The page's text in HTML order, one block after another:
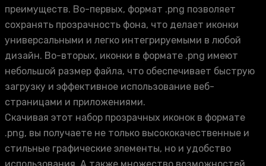
преимуществ. Во-первых, формат .png позволяет
сохранять прозрачность фона, что делает иконки
универсальными и легко интегрируемыми в любой
дизайн. Во-вторых, иконки в формате .png имеют
небольшой размер файла, что обеспечивает быструю
загрузку и эффективное использование веб-
страницами и приложениями.
Скачивая этот набор прозрачных иконок в формате
.png, вы получаете не только высококачественные и
стильные графические элементы, но и удобство